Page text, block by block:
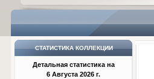
СТАТИСТИКА КОЛЛЕКЦИИ
Детальная статистика на
6 Августа 2026 г.